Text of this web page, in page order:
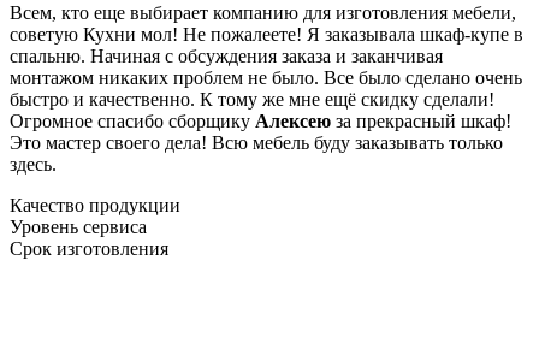
Всем, кто еще выбирает компанию для изготовления мебели,
советую Кухни мол! Не пожалеете! Я заказывала шкаф-купе в
спальню. Начиная с обсуждения заказа и заканчивая
монтажом никаких проблем не было. Все было сделано очень
быстро и качественно. К тому же мне ещё скидку сделали!
Огромное спасибо сборщику Алексею за прекрасный шкаф!
Это мастер своего дела! Всю мебель буду заказывать только
здесь.
Качество продукции
Уровень сервиса
Срок изготовления